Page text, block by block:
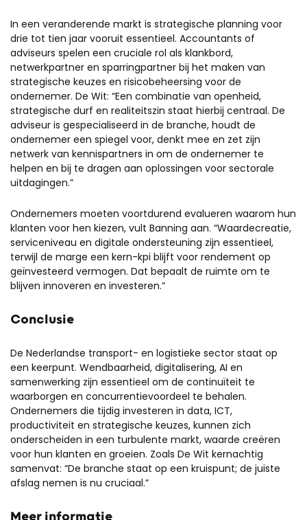
In een veranderende markt is strategische planning voor
drie tot tien jaar vooruit essentieel. Accountants of
adviseurs spelen een cruciale rol als klankbord,
netwerkpartner en sparringpartner bij het maken van
strategische keuzes en risicobeheersing voor de
ondernemer. De Wit: “Een combinatie van openheid,
strategische durf en realiteitszin staat hierbij centraal. De
adviseur is gespecialiseerd in de branche, houdt de
ondernemer een spiegel voor, denkt mee en zet zijn
netwerk van kennispartners in om de ondernemer te
helpen en bij te dragen aan oplossingen voor sectorale
uitdagingen.”
Ondernemers moeten voortdurend evalueren waarom hun
klanten voor hen kiezen, vult Banning aan. “Waardecreatie,
serviceniveau en digitale ondersteuning zijn essentieel,
terwijl de marge een kern-kpi blijft voor rendement op
geïnvesteerd vermogen. Dat bepaalt de ruimte om te
blijven innoveren en investeren.”
Conclusie
De Nederlandse transport- en logistieke sector staat op
een keerpunt. Wendbaarheid, digitalisering, AI en
samenwerking zijn essentieel om de continuïteit te
waarborgen en concurrentievoordeel te behalen.
Ondernemers die tijdig investeren in data, ICT,
productiviteit en strategische keuzes, kunnen zich
onderscheiden in een turbulente markt, waarde creëren
voor hun klanten en groeien. Zoals De Wit kernachtig
samenvat: “De branche staat op een kruispunt; de juiste
afslag nemen is nu cruciaal.”